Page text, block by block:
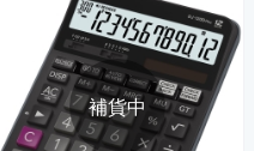
補貨中